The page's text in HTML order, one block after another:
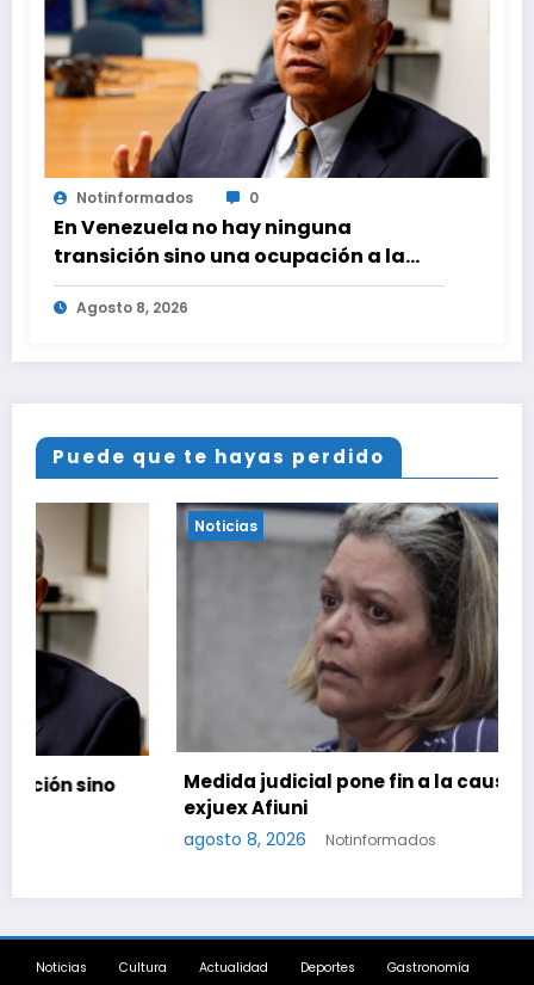
Notinformados 0
En Venezuela no hay ninguna
transición sino una ocupación a la
fuerza
Agosto 8, 2026
Puede que te hayas perdido
Medida judicial pone fin a la causa contra la
Notinformados
Noticias Cultura Actualidad Deportes Gastronomía